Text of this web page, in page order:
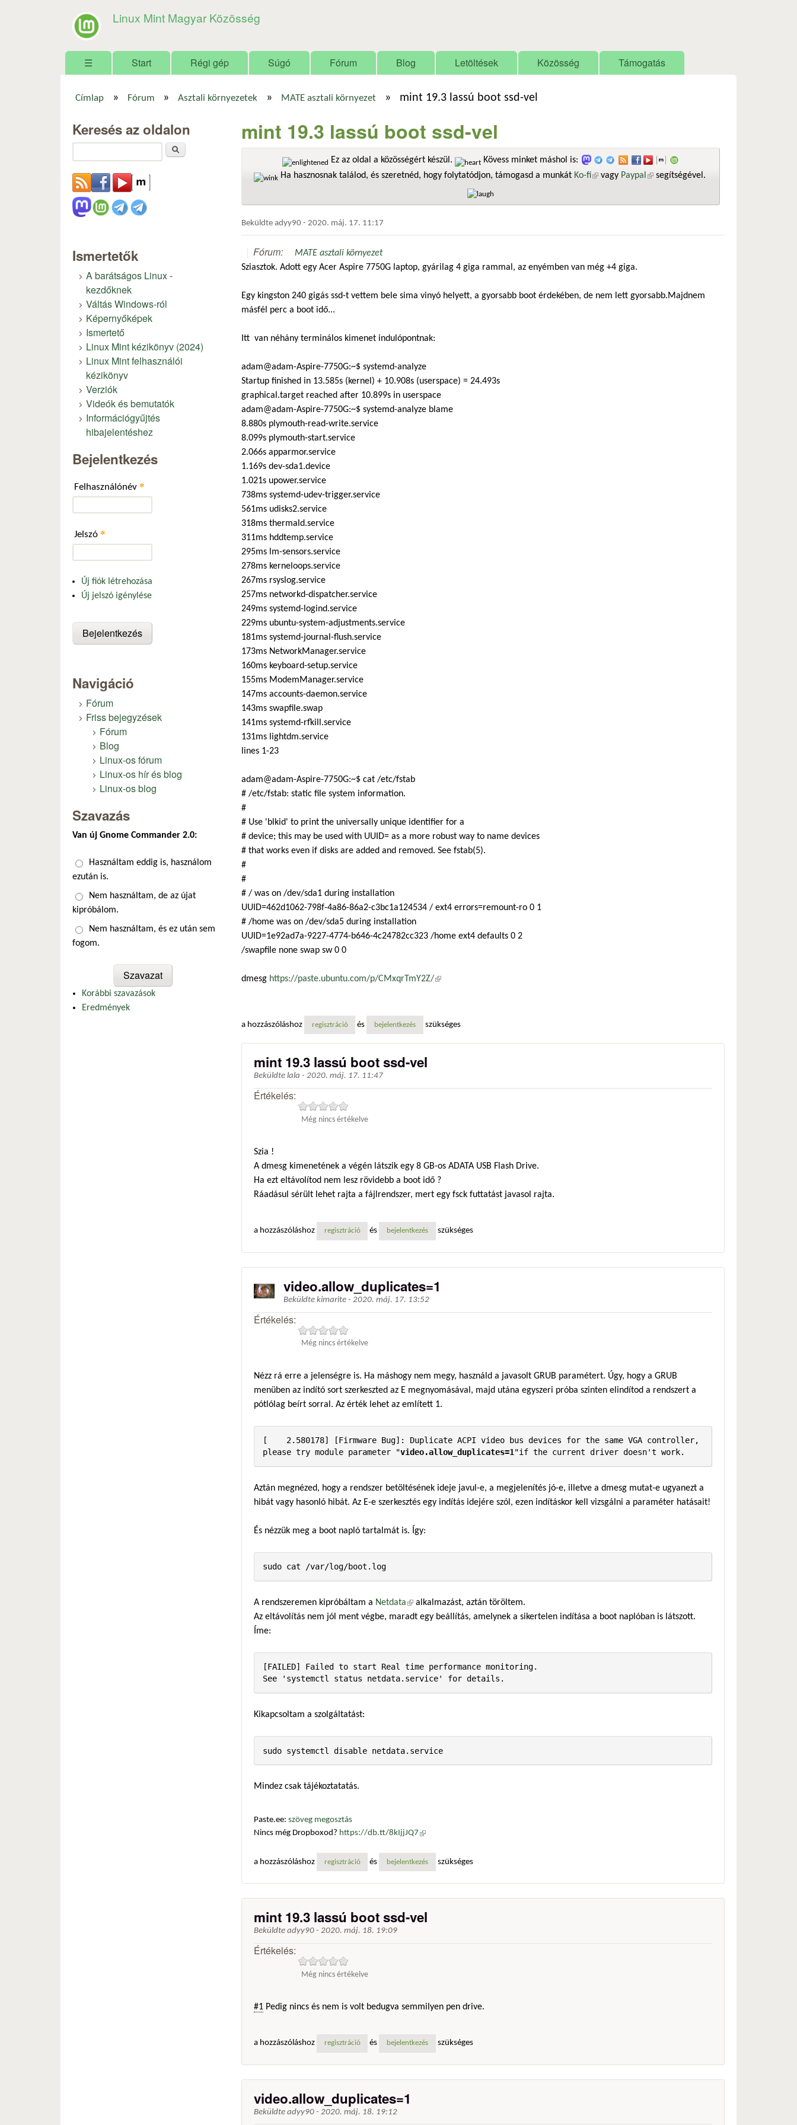
Linux Mint Magyar Közösség
Főmenü
☰ Start Régi gép Súgó Fórum Blog Letöltések Közösség Támogatás
Címlap » Fórum » Asztali környezetek » MATE asztali környezet » mint 19.3 lassú boot ssd-vel
mint 19.3 lassú boot ssd-vel
Ez az oldal a közösségért készül.
Kövess minket máshol is:
Ha hasznosnak találod, és szeretnéd, hogy folytatódjon, támogasd a munkát Ko-fi(külső hivatkozás)
vagy Paypal (külső hivatkozás)
segítségével.
Beküldte adyy90 - 2020. máj. 17. 11:17
Fórum:
MATE asztali környezet
Sziasztok. Adott egy Acer Aspire 7750G laptop, gyárilag 4 giga rammal, az enyémben van még +4 giga.
Egy kingston 240 gigás ssd-t vettem bele sima vinyó helyett, a gyorsabb boot érdekében, de nem lett gyorsabb.Majdnem
másfél perc a boot idő...
Itt van néhány terminálos kimenet indulópontnak:
adam@adam-Aspire-7750G:~$ systemd-analyze
Startup finished in 13.585s (kernel) + 10.908s (userspace) = 24.493s
graphical.target reached after 10.899s in userspace
adam@adam-Aspire-7750G:~$ systemd-analyze blame
8.880s plymouth-read-write.service
8.099s plymouth-start.service
2.066s apparmor.service
1.169s dev-sda1.device
1.021s upower.service
738ms systemd-udev-trigger.service
561ms udisks2.service
318ms thermald.service
311ms hddtemp.service
295ms lm-sensors.service
278ms kerneloops.service
267ms rsyslog.service
257ms networkd-dispatcher.service
249ms systemd-logind.service
229ms ubuntu-system-adjustments.service
181ms systemd-journal-flush.service
173ms NetworkManager.service
160ms keyboard-setup.service
155ms ModemManager.service
147ms accounts-daemon.service
143ms swapfile.swap
141ms systemd-rfkill.service
131ms lightdm.service
lines 1-23
adam@adam-Aspire-7750G:~$ cat /etc/fstab
# /etc/fstab: static file system information.
#
# Use 'blkid' to print the universally unique identifier for a
# device; this may be used with UUID= as a more robust way to name devices
# that works even if disks are added and removed. See fstab(5).
#
#
# / was on /dev/sda1 during installation
UUID=462d1062-798f-4a86-86a2-c3bc1a124534 / ext4 errors=remount-ro 0 1
# /home was on /dev/sda5 during installation
UUID=1e92ad7a-9227-4774-b646-4c24782cc323 /home ext4 defaults 0 2
/swapfile none swap sw 0 0
dmesg https://paste.ubuntu.com/p/CMxqrTmY2Z/(külső hivatkozás)
a hozzászóláshoz regisztráció és bejelentkezés szükséges
mint 19.3 lassú boot ssd-vel
Beküldte lala - 2020. máj. 17. 11:47
Értékelés:
Még nincs értékelve
Szia !
A dmesg kimenetének a végén látszik egy 8 GB-os ADATA USB Flash Drive.
Ha ezt eltávolítod nem lesz rövidebb a boot idő ?
Ráadásul sérült lehet rajta a fájlrendszer, mert egy fsck futtatást javasol rajta.
a hozzászóláshoz regisztráció és bejelentkezés szükséges
video.allow_duplicates=1
Beküldte kimarite - 2020. máj. 17. 13:52
Értékelés:
Még nincs értékelve
Nézz rá erre a jelenségre is. Ha máshogy nem megy, használd a javasolt GRUB paramétert. Úgy, hogy a GRUB
menüben az indító sort szerkeszted az E megnyomásával, majd utána egyszeri próba szinten elindítod a rendszert a
pótlólag beírt sorral. Az érték lehet az említett 1.
[    2.580178] [Firmware Bug]: Duplicate ACPI video bus devices for the same VGA controller,
please try module parameter "video.allow_duplicates=1"if the current driver doesn't work.
Aztán megnézed, hogy a rendszer betöltésének ideje javul-e, a megjelenítés jó-e, illetve a dmesg mutat-e ugyanezt a
hibát vagy hasonló hibát. Az E-e szerkesztés egy indítás idejére szól, ezen indításkor kell vizsgálni a paraméter hatásait!
És nézzük meg a boot napló tartalmát is. Így:
sudo cat /var/log/boot.log
A rendszeremen kipróbáltam a Netdata(külső hivatkozás)
alkalmazást, aztán töröltem.
Az eltávolítás nem jól ment végbe, maradt egy beállítás, amelynek a sikertelen indítása a boot naplóban is látszott.
Íme:
[FAILED] Failed to start Real time performance monitoring.
See 'systemctl status netdata.service' for details.
Kikapcsoltam a szolgáltatást:
sudo systemctl disable netdata.service
Mindez csak tájékoztatatás.
Paste.ee: szöveg megosztás
Nincs még Dropboxod? https://db.tt/8kIjjJQ7 (külső hivatkozás)
a hozzászóláshoz regisztráció és bejelentkezés szükséges
mint 19.3 lassú boot ssd-vel
Beküldte adyy90 - 2020. máj. 18. 19:09
Értékelés:
Még nincs értékelve
#1 Pedig nincs és nem is volt bedugva semmilyen pen drive.
a hozzászóláshoz regisztráció és bejelentkezés szükséges
video.allow_duplicates=1
Beküldte adyy90 - 2020. máj. 18. 19:12
Keresés az oldalon
Ismertetők
A barátságos Linux -
kezdőknek
Váltás Windows-ról
Képernyőképek
Ismertető
Linux Mint kézikönyv (2024)
Linux Mint felhasználói
kézikönyv
Verziók
Videók és bemutatók
Információgyűjtés
hibajelentéshez
Bejelentkezés
Felhasználónév *
Jelszó *
Új fiók létrehozása
Új jelszó igénylése
Navigáció
Fórum
Friss bejegyzések
Fórum
Blog
Linux-os fórum
Linux-os hír és blog
Linux-os blog
Szavazás
Van új Gnome Commander 2.0:
Választások
Használtam eddig is, használom
ezután is.
Nem használtam, de az újat
kipróbálom.
Nem használtam, és ez után sem
fogom.
Korábbi szavazások
Eredmények